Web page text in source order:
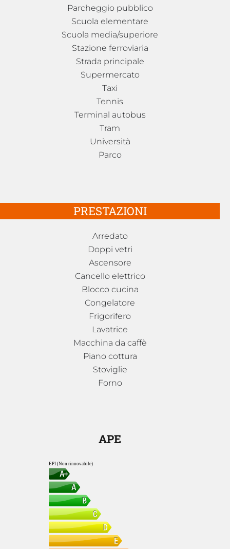
Parcheggio pubblico
Scuola elementare
Scuola media/superiore
Stazione ferroviaria
Strada principale
Supermercato
Taxi
Tennis
Terminal autobus
Tram
Università
Parco
PRESTAZIONI
Arredato
Doppi vetri
Ascensore
Cancello elettrico
Blocco cucina
Congelatore
Frigorifero
Lavatrice
Macchina da caffè
Piano cottura
Stoviglie
Forno
APE
EPI (Non rinnovabile)